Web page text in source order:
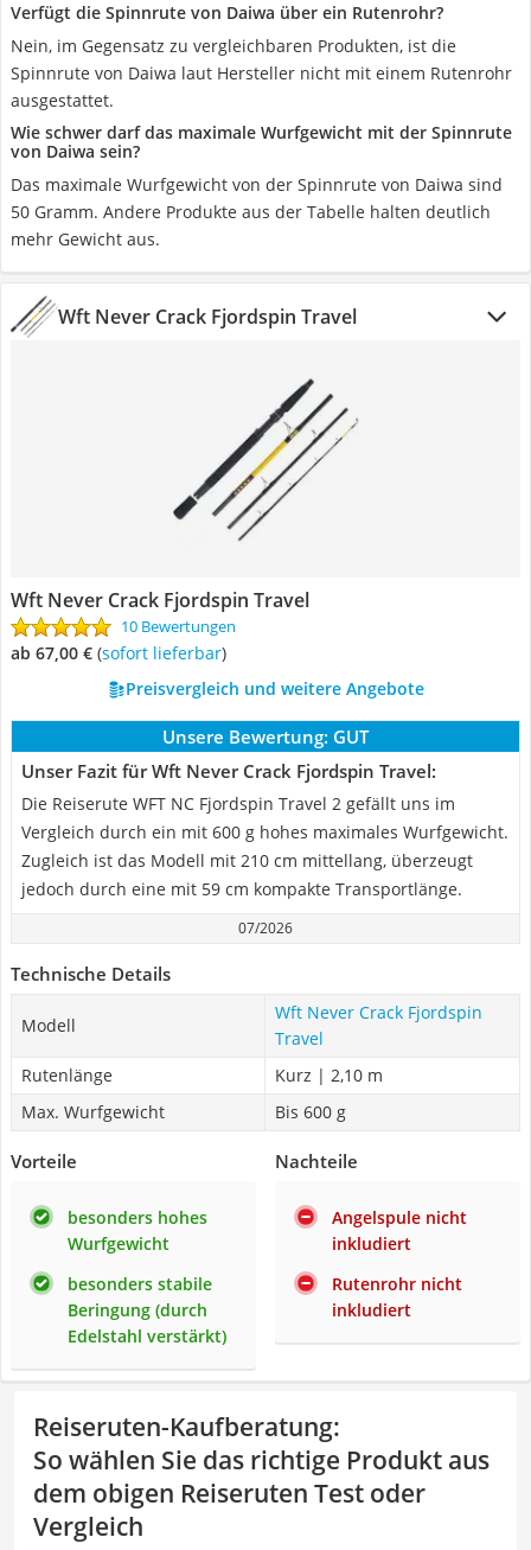
Verfügt die Spinnrute von Daiwa über ein Rutenrohr?
Nein, im Gegensatz zu vergleichbaren Produkten, ist die
Spinnrute von Daiwa laut Hersteller nicht mit einem Rutenrohr
ausgestattet.
Wie schwer darf das maximale Wurfgewicht mit der Spinnrute
von Daiwa sein?
Das maximale Wurfgewicht von der Spinnrute von Daiwa sind
50 Gramm. Andere Produkte aus der Tabelle halten deutlich
mehr Gewicht aus.
Wft Never Crack Fjordspin Travel
Wft Never Crack Fjordspin Travel
10 Bewertungen
ab 67,00 € ( Sofort lieferbar)
Preisvergleich und weitere Angebote
Unsere Bewertung: GUT
Unser Fazit für Wft Never Crack Fjordspin Travel:
Die Reiserute WFT NC Fjordspin Travel 2 gefällt uns im
Vergleich durch ein mit 600 g hohes maximales Wurfgewicht.
Zugleich ist das Modell mit 210 cm mittellang, überzeugt
jedoch durch eine mit 59 cm kompakte Transportlänge.
07/2026
Technische Details
Modell
Wft Never Crack Fjordspin
Travel
Rutenlänge
Kurz | 2,10 m
Max. Wurfgewicht
Bis 600 g
Vorteile
besonders hohes
Wurfgewicht
besonders stabile
Beringung (durch
Edelstahl verstärkt)
Nachteile
Angelspule nicht
inkludiert
Rutenrohr nicht
inkludiert
Reiseruten-Kaufberatung:
So wählen Sie das richtige Produkt aus
dem obigen Reiseruten Test oder
Vergleich